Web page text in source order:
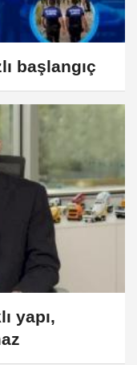
başlangıç
yapı,